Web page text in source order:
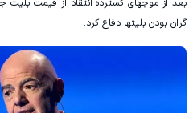
بعد از موجهای گسترده انتقاد از قیمت
گران بودن بلیتها دفاع کرد.